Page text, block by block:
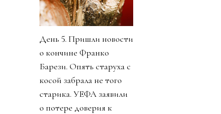
День 5. Пришли новости
о кончине Франко
Барези. Опять старуха с
косой забрала не того
старика. УЕФА заявили
о потере доверия к